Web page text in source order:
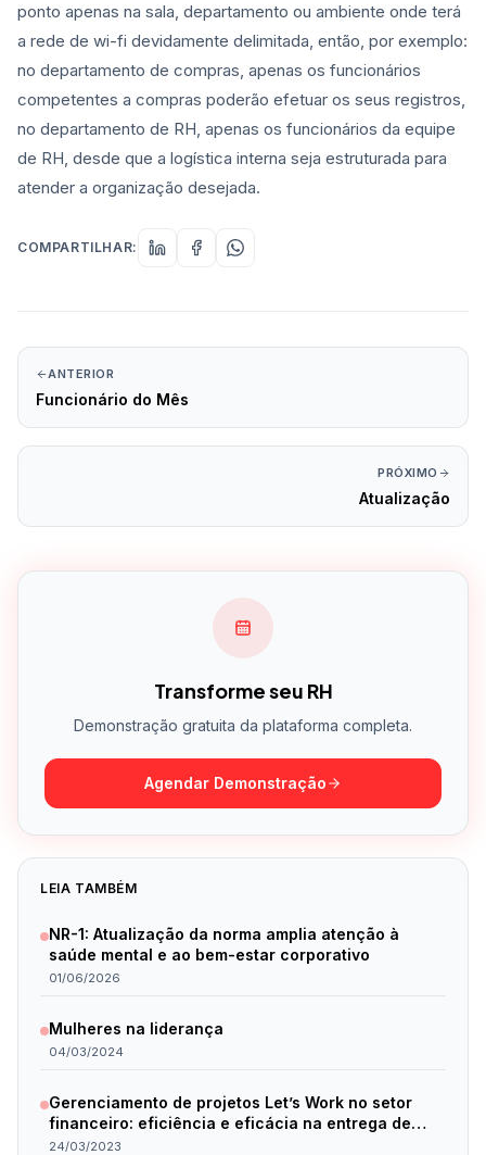
ponto apenas na sala, departamento ou ambiente onde terá
a rede de wi-fi devidamente delimitada, então, por exemplo:
no departamento de compras, apenas os funcionários
competentes a compras poderão efetuar os seus registros,
no departamento de RH, apenas os funcionários da equipe
de RH, desde que a logística interna seja estruturada para
atender a organização desejada.
COMPARTILHAR:
ANTERIOR
Funcionário do Mês
PRÓXIMO
Atualização
Transforme seu RH
Demonstração gratuita da plataforma completa.
Agendar Demonstração
LEIA TAMBÉM
NR-1: Atualização da norma amplia atenção à
saúde mental e ao bem-estar corporativo
01/06/2026
Mulheres na liderança
04/03/2024
Gerenciamento de projetos Let’s Work no setor
financeiro: eficiência e eficácia na entrega de
resultados.
24/03/2023